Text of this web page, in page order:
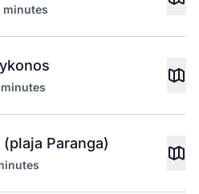
minutes
minutes
Paranga)